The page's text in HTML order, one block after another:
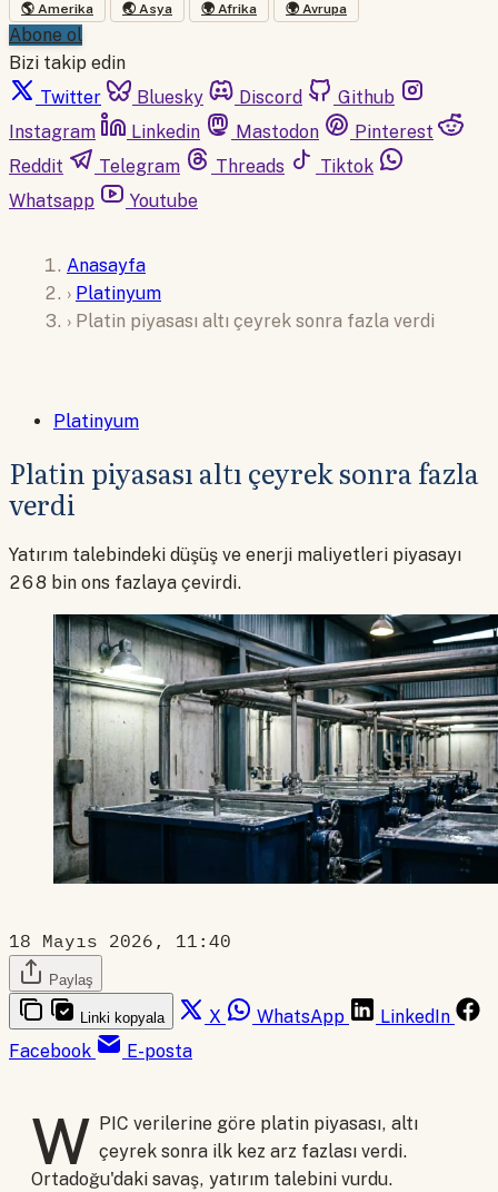
🌎 Amerika 🌏 Asya 🌍 Afrika 🌍 Avrupa
Abone ol
Bizi takip edin
Twitter
Bluesky Discord
Github
Instagram
Linkedin Mastodon
Pinterest
Reddit
Telegram Threads
Tiktok
Whatsapp
Youtube
Anasayfa
› Platinyum
› Platin piyasası altı çeyrek sonra fazla verdi
Platinyum
Platin piyasası altı çeyrek sonra fazla
verdi
Yatırım talebindeki düşüş ve enerji maliyetleri piyasayı
268 bin ons fazlaya çevirdi.
18 Mayıs 2026, 11:40
Paylaş
Linki kopyala X WhatsApp
LinkedIn
Facebook
E-posta
W PIC verilerine göre platin piyasası, altı
çeyrek sonra ilk kez arz fazlası verdi.
Ortadoğu'daki savaş, yatırım talebini vurdu.